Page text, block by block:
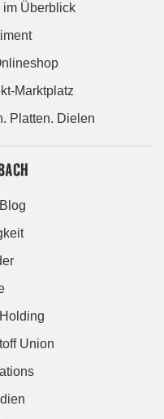
im Überblick
Marktplatz
Platten. Dielen
Union